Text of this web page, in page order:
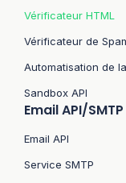
Vérificateur HTML
Vérificateur de
Automatisation de
Sandbox API
Email API/SMTP
Email API
Service SMTP